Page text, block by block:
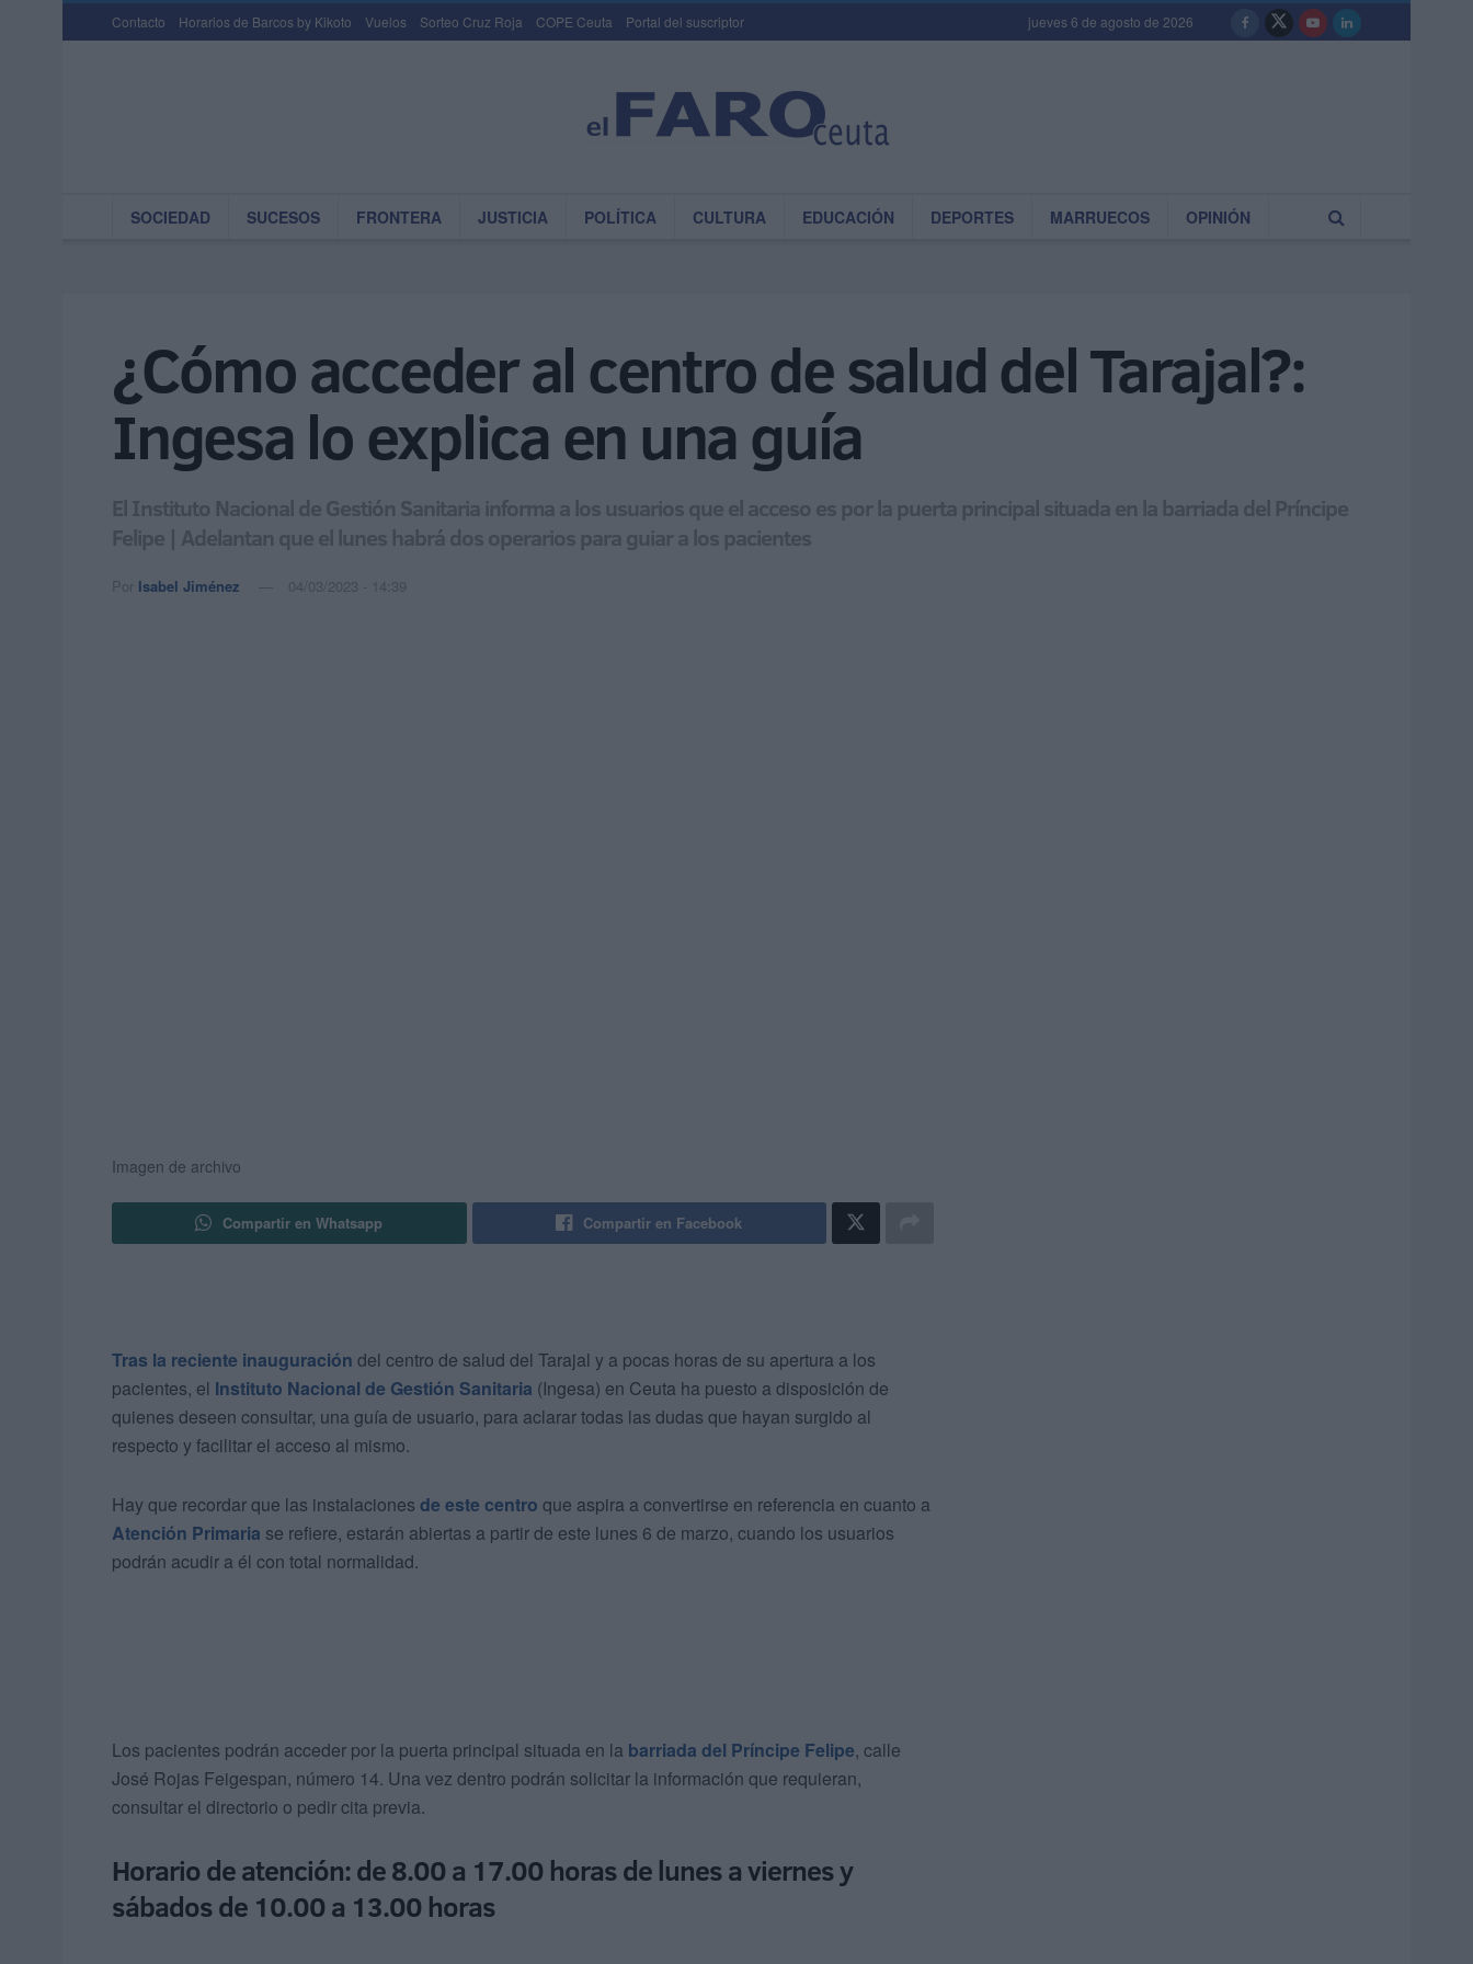
Contacto Horarios de Barcos by Kikoto Vuelos Sorteo Cruz Roja COPE Ceuta Portal del suscriptor jueves 6 de agosto de 2026
SOCIEDAD SUCESOS FRONTERA JUSTICIA POLÍTICA CULTURA EDUCACIÓN DEPORTES MARRUECOS OPINIÓN
¿Cómo acceder al centro de salud del Tarajal?:
Ingesa lo explica en una guía
El Instituto Nacional de Gestión Sanitaria informa a los usuarios que el acceso es por la puerta principal situada en la barriada del Príncipe
Felipe | Adelantan que el lunes habrá dos operarios para guiar a los pacientes
Por Isabel Jiménez 04/03/2023 - 14:39
Imagen de archivo
Compartir en Whatsapp Compartir en Facebook
Tras la reciente inauguración del centro de salud del Tarajal y a pocas horas de su apertura a los
pacientes, el Instituto Nacional de Gestión Sanitaria (Ingesa) en Ceuta ha puesto a disposición de
quienes deseen consultar, una guía de usuario, para aclarar todas las dudas que hayan surgido al
respecto y facilitar el acceso al mismo.
Hay que recordar que las instalaciones de este centro que aspira a convertirse en referencia en cuanto a
Atención Primaria se refiere, estarán abiertas a partir de este lunes 6 de marzo, cuando los usuarios
podrán acudir a él con total normalidad.
Los pacientes podrán acceder por la puerta principal situada en la barriada del Príncipe Felipe, calle
José Rojas Feigespan, número 14. Una vez dentro podrán solicitar la información que requieran,
consultar el directorio o pedir cita previa.
Horario de atención: de 8.00 a 17.00 horas de lunes a viernes y
sábados de 10.00 a 13.00 horas